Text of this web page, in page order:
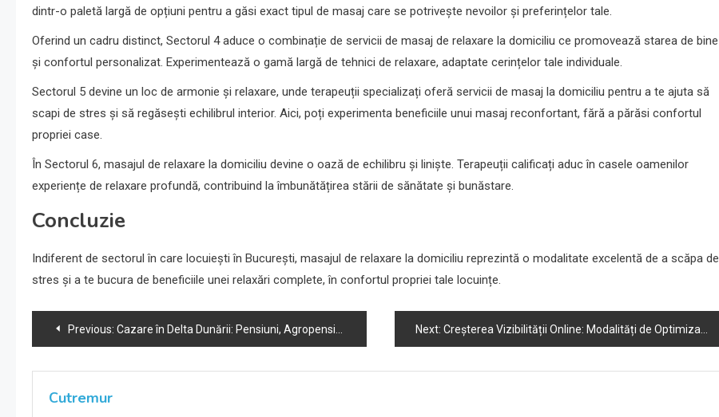
dintr-o paletă largă de opțiuni pentru a găsi exact tipul de masaj care se potrivește nevoilor și preferințelor tale.
Oferind un cadru distinct, Sectorul 4 aduce o combinație de servicii de masaj de relaxare la domiciliu ce promovează starea de bine
și confortul personalizat. Experimentează o gamă largă de tehnici de relaxare, adaptate cerințelor tale individuale.
Sectorul 5 devine un loc de armonie și relaxare, unde terapeuții specializați oferă servicii de masaj la domiciliu pentru a te ajuta să
scapi de stres și să regăsești echilibrul interior. Aici, poți experimenta beneficiile unui masaj reconfortant, fără a părăsi confortul
propriei case.
În Sectorul 6, masajul de relaxare la domiciliu devine o oază de echilibru și liniște. Terapeuții calificați aduc în casele oamenilor
experiențe de relaxare profundă, contribuind la îmbunătățirea stării de sănătate și bunăstare.
Concluzie
Indiferent de sectorul în care locuiești în București, masajul de relaxare la domiciliu reprezintă o modalitate excelentă de a scăpa de
stres și a te bucura de beneficiile unei relaxări complete, în confortul propriei tale locuințe.
Navigare
în
articole
Previous: Cazare în Delta Dunării: Pensiuni, Agropensiuni și Camping Next: Creșterea Vizibilității Online: Modalități de Optimizare SEO
Cutremur